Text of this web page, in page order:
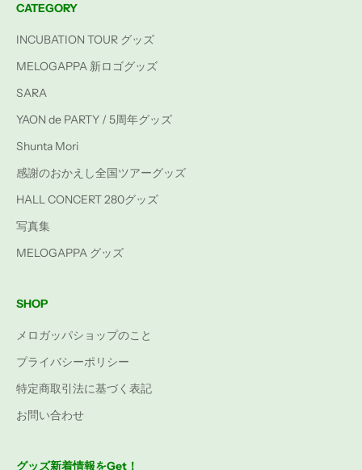
CATEGORY
INCUBATION TOUR グッズ
MELOGAPPA 新ロゴグッズ
SARA
YAON de PARTY / 5周年グッズ
Shunta Mori
感謝のおかえし全国ツアーグッズ
HALL CONCERT 280グッズ
写真集
MELOGAPPA グッズ
SHOP
メロガッパショップのこと
プライバシーポリシー
特定商取引法に基づく表記
お問い合わせ
グッズ新着情報をGet！